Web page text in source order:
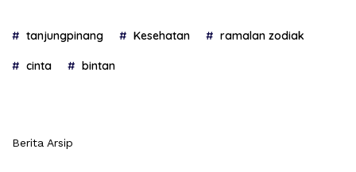
tanjungpinang Kesehatan ramalan zodiak
cinta bintan
Berita Arsip